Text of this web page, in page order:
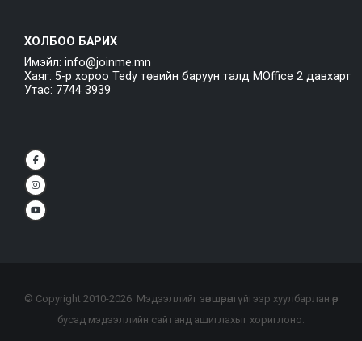
ХОЛБОО БАРИХ
Имэйл: info@joinme.mn
Хаяг: 5-р хороо Tedy төвийн баруун талд MOffice 2 давхарт
Утас: 7744 3939
© Copyright 2010-2026. Мэдээллийг зөвшөөрөлгүйгээр хуулбарлан өөр
бусад мэдээллийн сайтанд ашиглахыг хориглоно.